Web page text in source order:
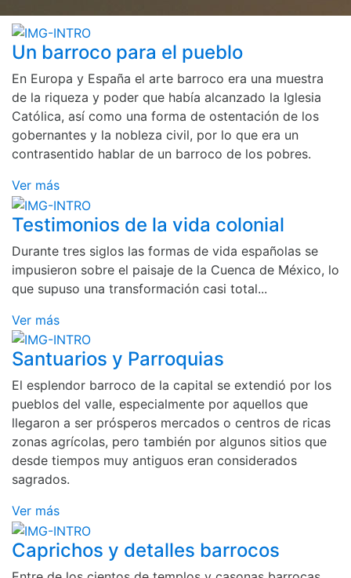
Un barroco para el pueblo
En Europa y España el arte barroco era una muestra
de la riqueza y poder que había alcanzado la Iglesia
Católica, así como una forma de ostentación de los
gobernantes y la nobleza civil, por lo que era un
contrasentido hablar de un barroco de los pobres.
Ver más
Testimonios de la vida colonial
Durante tres siglos las formas de vida españolas se
impusieron sobre el paisaje de la Cuenca de México, lo
que supuso una transformación casi total...
Ver más
Santuarios y Parroquias
El esplendor barroco de la capital se extendió por los
pueblos del valle, especialmente por aquellos que
llegaron a ser prósperos mercados o centros de ricas
zonas agrícolas, pero también por algunos sitios que
desde tiempos muy antiguos eran considerados
sagrados.
Ver más
Caprichos y detalles barrocos